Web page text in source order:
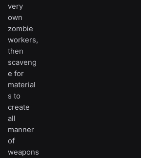
very
own
zombie
workers,
then
scaveng
e for
material
s to
create
all
manner
of
weapons